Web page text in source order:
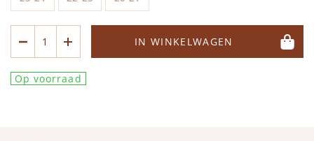
Accessoires
Zwemkleding
Zwemkleding
Feestkleding
Speelgoed
Beren, Speendoekjes en Knuffeldoekjes
Tassen
MarMar Copenhagen
Mini Rodini
+1 in the family
IN WINKELWAGEN
Op voorraad